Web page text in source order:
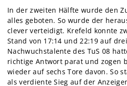
In der zweiten Hälfte wurde den
alles geboten. So wurde der
clever verteidigt. Krefeld konnte
Stand von 17:14 und 22:19 auf
Nachwuchstalente des TuS 08
richtige Antwort parat und zogen
wieder auf sechs Tore davon. So
als verdiente Sieg auf der